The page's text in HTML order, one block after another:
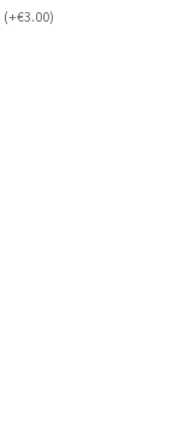
(+€3.00)